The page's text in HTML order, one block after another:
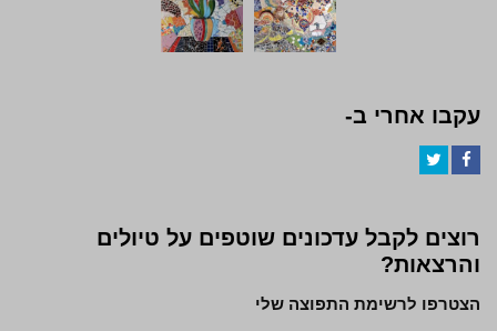
עקבו אחרי ב-
רוצים לקבל עדכונים שוטפים על טיולים
והרצאות?
הצטרפו לרשימת התפוצה שלי